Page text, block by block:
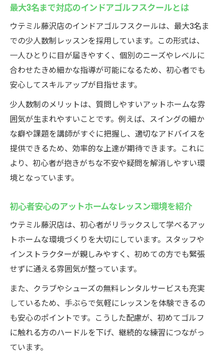
科学的指導が導く初心者のコースデビューステ
ップ
スイング解析機で見えるインドアゴルフス
クールの効果
弾道測定器を使った初心者安心の上達サポ
段階的なコースデビューを叶えるレッスン
内容
科学的指導によるコースデビューへの最短
ルート
ゴルフ初心者が数ヶ月で成長できる環境と
少人数レッスンで安心して上達を実感
最大3名の少人数制が初心者安心の鍵になる
理由
個々に寄り添うインドアゴルフスクールの
丁寧指導
スタッフによるフィードバックが上達を加
速
グループでも安心して参加できる雰囲気づ
くり
最大3名まで対応のインドアゴルフスクールとは
ウテミル藤沢店のインドアゴルフスクールは、最大3名ま
での少人数制レッスンを採用しています。この形式は、
一人ひとりに目が届きやすく、個別のニーズやレベルに
合わせたきめ細かな指導が可能になるため、初心者でも
安心してスキルアップが目指せます。
少人数制のメリットは、質問しやすいアットホームな雰
囲気が生まれやすいことです。例えば、スイングの細か
な癖や課題を講師がすぐに把握し、適切なアドバイスを
提供できるため、効率的な上達が期待できます。これに
より、初心者が抱きがちな不安や疑問を解消しやすい環
境となっています。
初心者安心のアットホームなレッスン環境を紹介
ウテミル藤沢店は、初心者がリラックスして学べるアッ
トホームな環境づくりを大切にしています。スタッフや
インストラクターが親しみやすく、初めての方でも緊張
せずに通える雰囲気が整っています。
また、クラブやシューズの無料レンタルサービスも充実
しているため、手ぶらで気軽にレッスンを体験できるの
も安心のポイントです。こうした配慮が、初めてゴルフ
に触れる方のハードルを下げ、継続的な練習につながっ
ています。